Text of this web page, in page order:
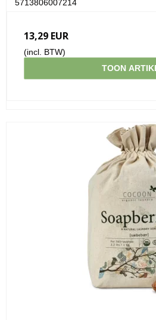
5713806007214
13,29 EUR
(incl. BTW)
TOON